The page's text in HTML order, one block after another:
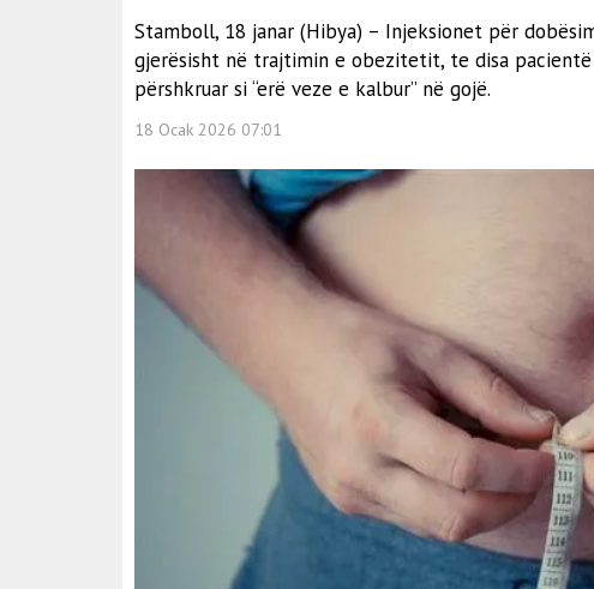
Stamboll, 18 janar (Hibya) – Injeksionet për
gjerësisht në trajtimin e obezitetit, te disa
përshkruar si “erë veze e kalbur” në gojë.
18 Ocak 2026 07:01